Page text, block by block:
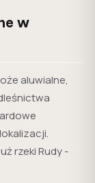
w
aluwialne,
rzeki Rudy -